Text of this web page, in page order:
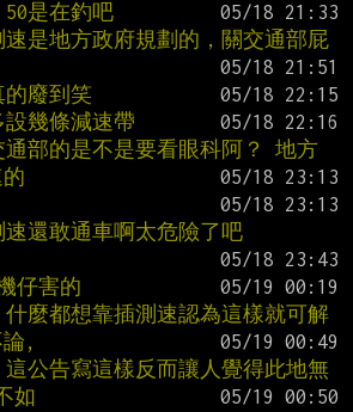
是在釣吧
是地方政府規劃的，關交通部屁
廢到笑
幾條減速帶
部的是不是要看眼科阿？ 地方
還敢通車啊太危險了吧
仔害的
麼都想靠插測速認為這樣就可解
,
公告寫這樣反而讓人覺得此地無
如